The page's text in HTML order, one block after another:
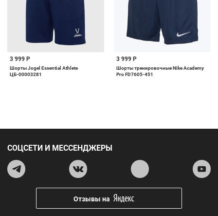
3 999 Р
Шорты Jogel Essential Athlete
ЦБ-00003281
3 999 Р
Шорты тренировочные Nike Academy
Pro FD7605-451
СОЦСЕТИ И МЕССЕНДЖЕРЫ
Отзывы на